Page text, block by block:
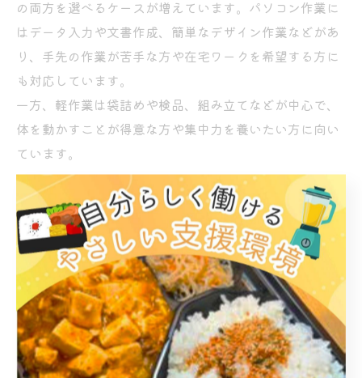
の両方を選べるケースが増えています。パソコン作業に
はデータ入力や文書作成、簡単なデザイン作業などがあ
り、手先の作業が苦手な方や在宅ワークを希望する方に
も対応しています。
一方、軽作業は袋詰めや検品、組み立てなどが中心で、
体を動かすことが得意な方や集中力を養いたい方に向い
ています。
それぞれの作業には特性があり、パソコン作業はスキル
アップや将来的な一般就労にも役立つ点が評価されてい
ます。軽作業は達成感やリズムを作りやすく、初心者で
も取り組みやすいというメリットがあります。
「自分の得意を見つけたい」「新しいことに挑戦した
い」と感じている方は、事業所見学で実際の作業を体験
し、適性を確認するのがおすすめです。